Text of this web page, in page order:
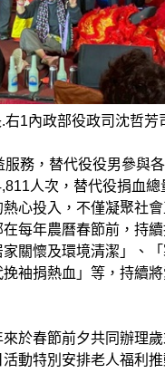
1內政部役政司沈哲芳
務，替代役役男參與
人次，替代役捐血總
心投入，不僅凝聚社
每年農曆春節前，持
關懷及環境清潔」、
袖捐熱血」等，持續
於春節前夕共同辦理
動特別安排老人福利